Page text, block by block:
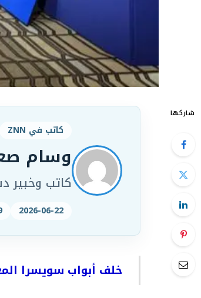
شاركها
كاتب في ZNN
وسام
كاتب وخبير
2026-06-22
9
خلف أبواب سويسرا